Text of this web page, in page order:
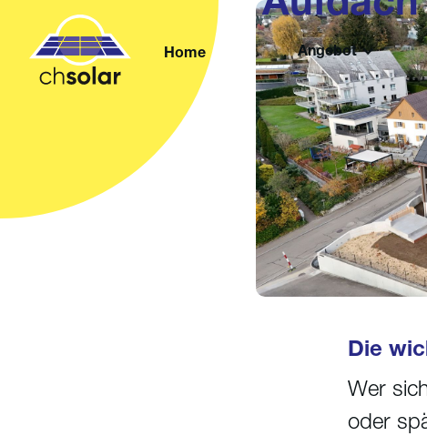
Home Angebot
Die
Wer
oder